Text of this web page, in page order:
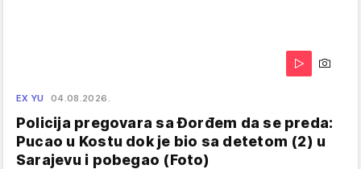
EX YU 04.08.2026.
Policija pregovara sa Đorđem da se preda:
Pucao u Kostu dok je bio sa detetom (2) u
Sarajevu i pobegao (Foto)